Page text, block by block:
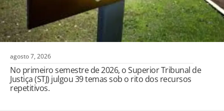
agosto 7, 2026
No primeiro semestre de 2026, o Superior Tribunal de
Justiça (STJ) julgou 39 temas sob o rito dos recursos
repetitivos.